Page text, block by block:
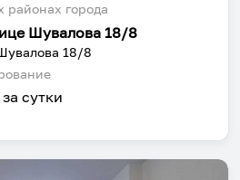
районах города
Шувалова 18/8
18/8
за сутки
приложение